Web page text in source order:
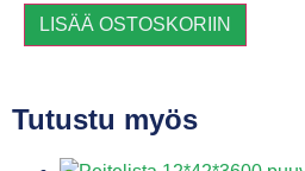
LISÄÄ OSTOSKORIIN
Tutustu myös